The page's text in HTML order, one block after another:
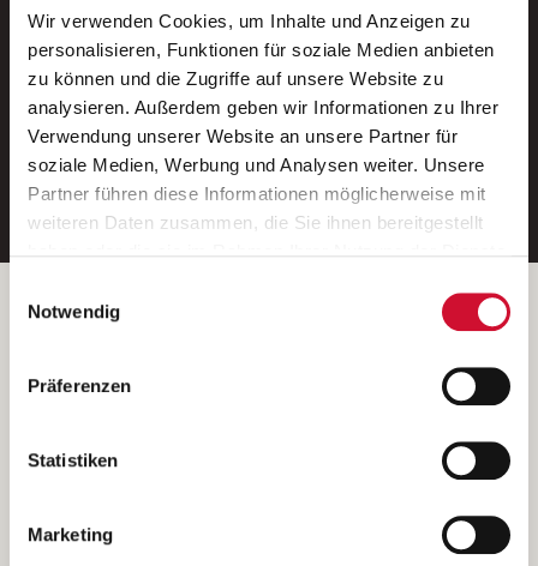
Wir verwenden Cookies, um Inhalte und Anzeigen zu
personalisieren, Funktionen für soziale Medien anbieten
zu können und die Zugriffe auf unsere Website zu
analysieren. Außerdem geben wir Informationen zu Ihrer
Verwendung unserer Website an unsere Partner für
soziale Medien, Werbung und Analysen weiter. Unsere
Partner führen diese Informationen möglicherweise mit
weiteren Daten zusammen, die Sie ihnen bereitgestellt
Wenn Sie auf „Cookies zulassen“ klicken, so stimmen
Sie der Speicherung sämtlicher Cookies zu. Sie können
Ihre Einwilligung selbstverständlich jederzeit widerrufen,
indem Sie die Cookie-Einstellungen aufrufen und diese
unsererDatenschutzerklärung
Notwendig
Präferenzen
Statistiken
Marketing
Neue Stellen per E-Mail.
Ein kostenloser Service von AWO
Jobs.
E-Mail-Adresse eintragen
Betreiber der Webseite
Kantstraße 45a
(Ein Tochterunternehmen des AWO Bezirksverbandes Unterfranken
e.V.)